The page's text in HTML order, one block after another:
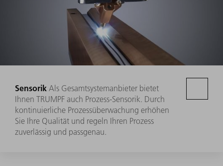
Sensorik Als Gesamtsystemanbieter bietet
Ihnen TRUMPF auch Prozess-Sensorik. Durch
kontinuierliche Prozessüberwachung erhöhen
Sie Ihre Qualität und regeln Ihren Prozess
zuverlässig und passgenau.